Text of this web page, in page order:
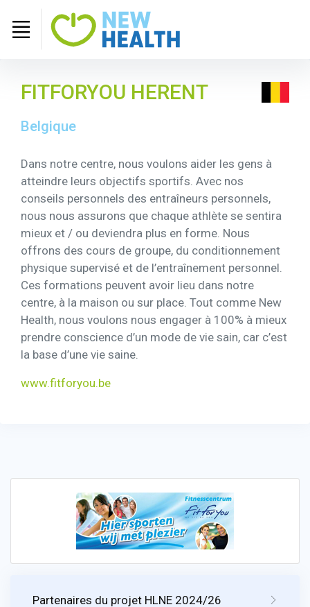
FITFORYOU HERENT
Belgique
Dans notre centre, nous voulons aider les gens à
atteindre leurs objectifs sportifs. Avec nos
conseils personnels des entraîneurs personnels,
nous nous assurons que chaque athlète se sentira
mieux et / ou deviendra plus en forme. Nous
offrons des cours de groupe, du conditionnement
physique supervisé et de l’entraînement personnel.
Ces formations peuvent avoir lieu dans notre
centre, à la maison ou sur place. Tout comme New
Health, nous voulons nous engager à 100% à mieux
prendre conscience d’un mode de vie sain, car c’est
la base d’une vie saine.
www.fitforyou.be
Partenaires du projet HLNE 2024/26